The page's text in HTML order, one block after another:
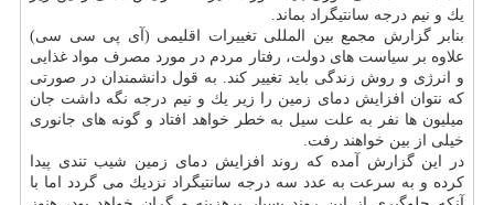
یك و نیم درجه سانتیگراد بماند.
بنابر گزارش مجمع بین المللی تغییرات اقلیمی (آی پی سی سی)
علاوه بر سیاست های دولت، رفتار مردم در مورد مصرف مواد غذایی
و انرژی و روش زندگی باید تغییر كند. به قول دانشمندان در صورتی
كه نتوان افزایش دمای زمین را زیر یك و نیم درجه نگه داشت جان
میلیون ها نفر به علت سیل به خطر خواهد افتاد و گونه های جانوری
خیلی از بین خواهند رفت.
در این گزارش آمده كه روند افزایش دمای زمین شیب تندی پیدا
كرده و به سرعت به عدد سه درجه سانتیگراد نزدیك می گردد اما با